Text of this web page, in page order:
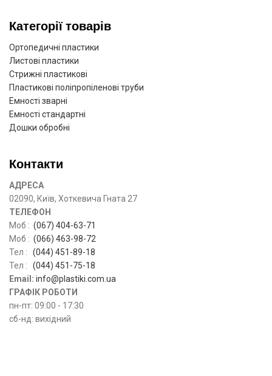
Категорії товарів
Ортопедичні пластики
Листові пластики
Стрижні пластикові
Пластикові поліпропіленові труби
Емності зварні
Емності стандартні
Дошки обробні
Контакти
АДРЕСА
02090, Київ, Хоткевича Гната 27
ТЕЛЕФОН
Моб : (067) 404-63-71
Моб : (066) 463-98-72
Тел : (044) 451-89-18
Тел :
(044) 451-75-18
Email: info@plastiki.com.ua
ГРАФІК РОБОТИ
пн-пт: 09:00 - 17:30
сб-нд: вихідний